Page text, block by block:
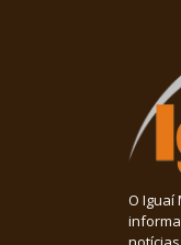
O Iguaí